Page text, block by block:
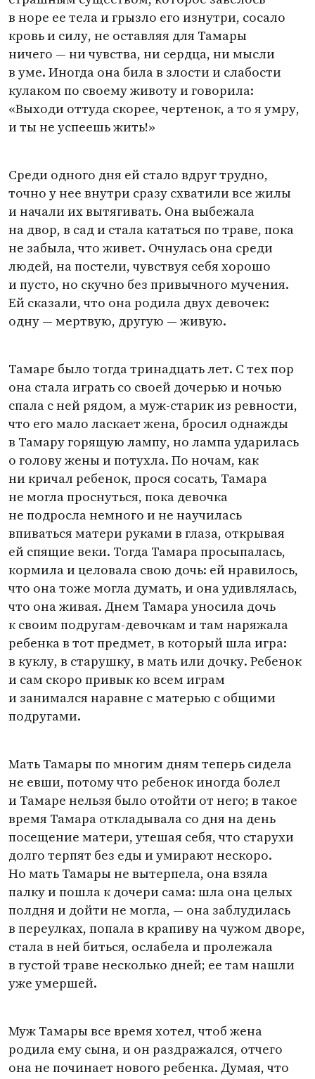
в норе ее тела и грызло его изнутри, сосало
кровь и силу, не оставляя для Тамары
ничего — ни чувства, ни сердца, ни мысли
в уме. Иногда она била в злости и слабости
кулаком по своему животу и говорила:
«Выходи оттуда скорее, чертенок, а то я умру,
и ты не успеешь жить!»
Среди одного дня ей стало вдруг трудно,
точно у нее внутри сразу схватили все жилы
и начали их вытягивать. Она выбежала
на двор, в сад и стала кататься по траве, пока
не забыла, что живет. Очнулась она среди
людей, на постели, чувствуя себя хорошо
и пусто, но скучно без привычного мучения.
Ей сказали, что она родила двух девочек:
одну — мертвую, другую — живую.
Тамаре было тогда тринадцать лет. С тех пор
она стала играть со своей дочерью и ночью
спала с ней рядом, а муж-старик из ревности,
что его мало ласкает жена, бросил однажды
в Тамару горящую лампу, но лампа ударилась
о голову жены и потухла. По ночам, как
ни кричал ребенок, прося сосать, Тамара
не могла проснуться, пока девочка
не подросла немного и не научилась
впиваться матери руками в глаза, открывая
ей спящие веки. Тогда Тамара просыпалась,
кормила и целовала свою дочь: ей нравилось,
что она тоже могла думать, и она удивлялась,
что она живая. Днем Тамара уносила дочь
к своим подругам-девочкам и там наряжала
ребенка в тот предмет, в который шла игра:
в куклу, в старушку, в мать или дочку. Ребенок
и сам скоро привык ко всем играм
и занимался наравне с матерью с общими
подругами.
Мать Тамары по многим дням теперь сидела
не евши, потому что ребенок иногда болел
и Тамаре нельзя было отойти от него; в такое
время Тамара откладывала со дня на день
посещение матери, утешая себя, что старухи
долго терпят без еды и умирают нескоро.
Но мать Тамары не вытерпела, она взяла
палку и пошла к дочери сама: шла она целых
полдня и дойти не могла, — она заблудилась
в переулках, попала в крапиву на чужом дворе,
стала в ней биться, ослабела и пролежала
в густой траве несколько дней; ее там нашли
уже умершей.
Муж Тамары все время хотел, чтоб жена
родила ему сына, и он раздражался, отчего
она не починает нового ребенка. Думая, что